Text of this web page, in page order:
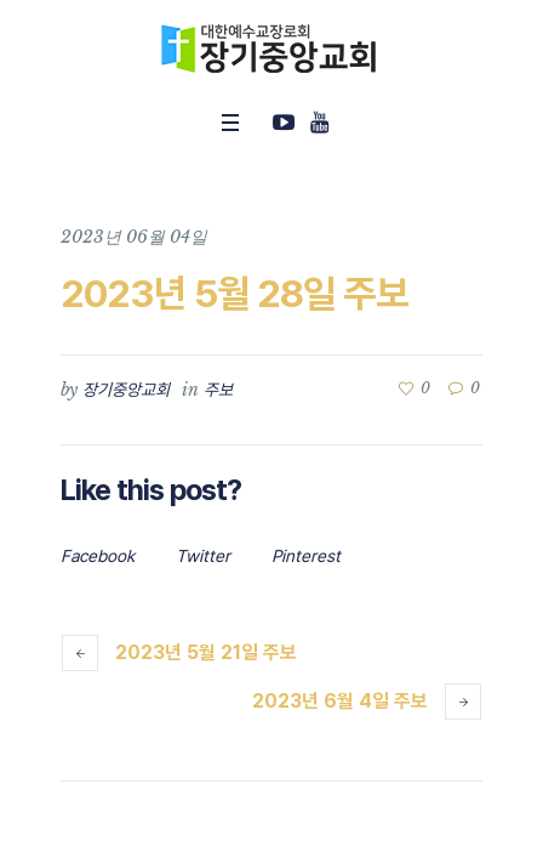
2023년 06월 04일
2023년 5월 28일 주보
by 장기중앙교회 in 주보 0 0
Like this post?
Facebook Twitter Pinterest
2023년 5월 21일 주보
2023년 6월 4일 주보